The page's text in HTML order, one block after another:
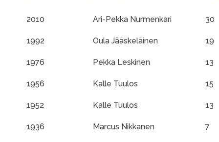
2010 Ari-Pekka Nurmenkari 30
1992 Oula Jääskeläinen 19
1976 Pekka Leskinen 13
1956 Kalle Tuulos 15
1952 Kalle Tuulos 13
1936 Marcus Nikkanen 7